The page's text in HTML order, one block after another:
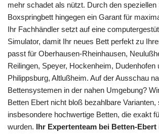
mehr schadet als nützt. Durch den speziellen
Boxspringbett hingegen ein Garant für
Ihr Fachhändler setzt auf eine
Simulator, damit Ihr neues Bett perfekt zu
passt für Oberhausen-Rheinhausen,
Reilingen, Speyer, Hockenheim, Dudenhofen
Philippsburg, Altlußheim. Auf der Ausschau
Bettensystemen in der nahen Umgebung?
Betten Ebert nicht bloß bezahlbare Varianten,
insbesondere hochwertige Betten, die exakt
wurden. Ihr Expertenteam bei Betten-